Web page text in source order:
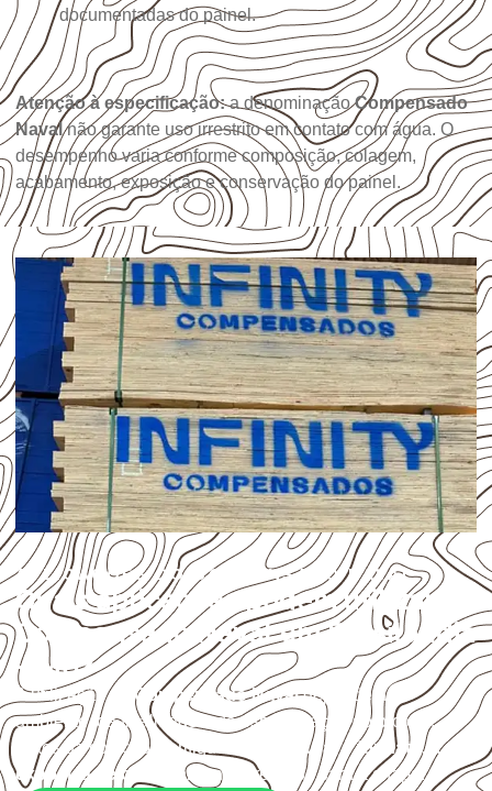
documentadas do painel.
Atenção à especificação:a denominaçãoCompensado
Navalnão garante uso irrestrito em contato com água. O
desempenho varia conforme composição, colagem,
acabamento, exposição e conservação do painel.
APLICAÇÕES DO COMPENSADO NAVAL
Quais aplicações podem utilizar
Compensado Naval em Brasilândia
– MS?
A utilização do Compensado Navaldepende do
ambiente, da finalidade e da especificação do projeto.
Antes da cotação, verifique a
espessura, o formato, a
exposição e o acabamento
previstos para a chapa.